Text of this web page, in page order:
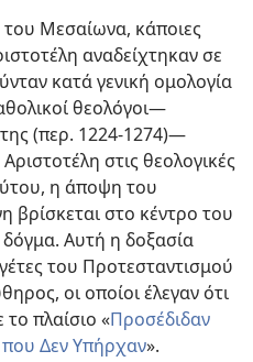
του Μεσαίωνα, κάποιες
αναδείχτηκαν σε
κατά γενική ομολογία
θεολόγοι—
(περ. 1224-1274)—
στις θεολογικές
η άποψη του
βρίσκεται στο κέντρο του
Αυτή η δοξασία
του Προτεσταντισμού
οι οποίοι έλεγαν ότι
πλαίσιο «Προσέδιδαν
Δεν Υπήρχαν».